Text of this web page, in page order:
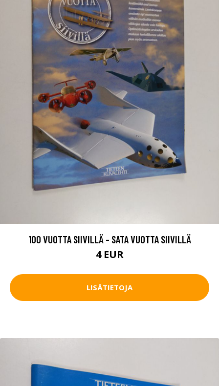
100 VUOTTA SIIVILLÄ - SATA VUOTTA SIIVILLÄ
4 EUR
LISÄTIETOJA